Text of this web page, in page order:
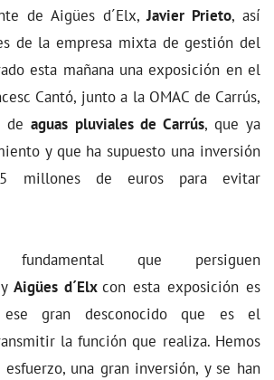
de Aigües d´Elx,Javier Prieto, así
de la empresa mixta de gestión del
esta mañana una exposición en el
Cantó, junto a la OMAC de Carrús,
deaguas pluviales de Carrús, que ya
y que ha supuesto una inversión
millones de euros para evitar
que persiguen
Aigües d´Elxcon esta exposición es
gran desconocido que es el
la función que realiza. Hemos
una gran inversión, y se han